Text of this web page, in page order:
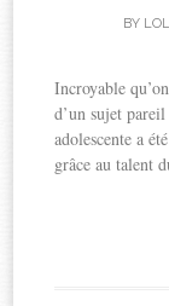
BY
Incroyable
d’un sujet
adolescente a
grâce au talent